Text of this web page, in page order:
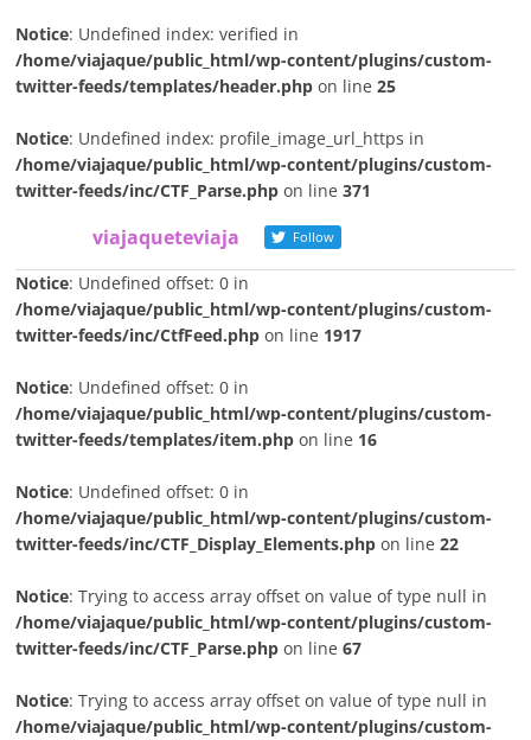
Notice: Undefined index: verified in
/home/viajaque/public_html/wp-content/plugins/custom-
twitter-feeds/templates/header.php on line25
Notice: Undefined index: profile_image_url_https in
/home/viajaque/public_html/wp-content/plugins/custom-
twitter-feeds/inc/CTF_Parse.php on line371
viajaqueteviaja Follow
Notice: Undefined offset: 0 in
/home/viajaque/public_html/wp-content/plugins/custom-
twitter-feeds/inc/CtfFeed.php on line 1917
Notice: Undefined offset: 0 in
/home/viajaque/public_html/wp-content/plugins/custom-
twitter-feeds/templates/item.php on line 16
Notice: Undefined offset: 0 in
/home/viajaque/public_html/wp-content/plugins/custom-
twitter-feeds/inc/CTF_Display_Elements.php on line22
Notice: Trying to access array offset on value of type null in
/home/viajaque/public_html/wp-content/plugins/custom-
twitter-feeds/inc/CTF_Parse.php on line67
Notice: Trying to access array offset on value of type null in
/home/viajaque/public_html/wp-content/plugins/custom-